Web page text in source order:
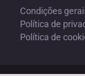
Condições
Política de
Política de